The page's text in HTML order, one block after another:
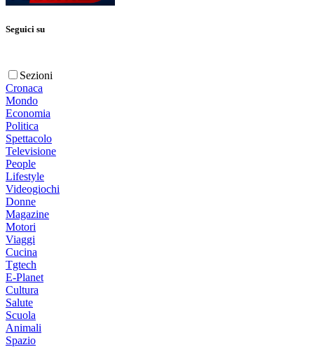
Seguici su
Sezioni
Cronaca
Mondo
Economia
Politica
Spettacolo
Televisione
People
Lifestyle
Videogiochi
Donne
Magazine
Motori
Viaggi
Cucina
Tgtech
E-Planet
Cultura
Salute
Scuola
Animali
Spazio